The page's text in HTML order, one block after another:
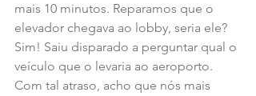
mais 10 minutos. Reparamos que o
elevador chegava ao lobby, seria ele?
Sim! Saiu disparado a perguntar qual o
veículo que o levaria ao aeroporto.
Com tal atraso, acho que nós mais